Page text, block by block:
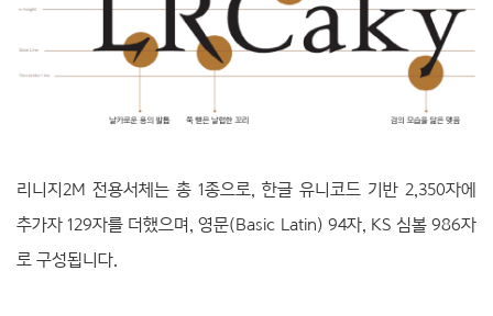
리니지2M 전용서체는 총 1종으로, 한글 유니코드 기반 2,350자에
추가자 129자를 더했으며, 영문(Basic Latin) 94자, KS 심볼 986자
로 구성됩니다.